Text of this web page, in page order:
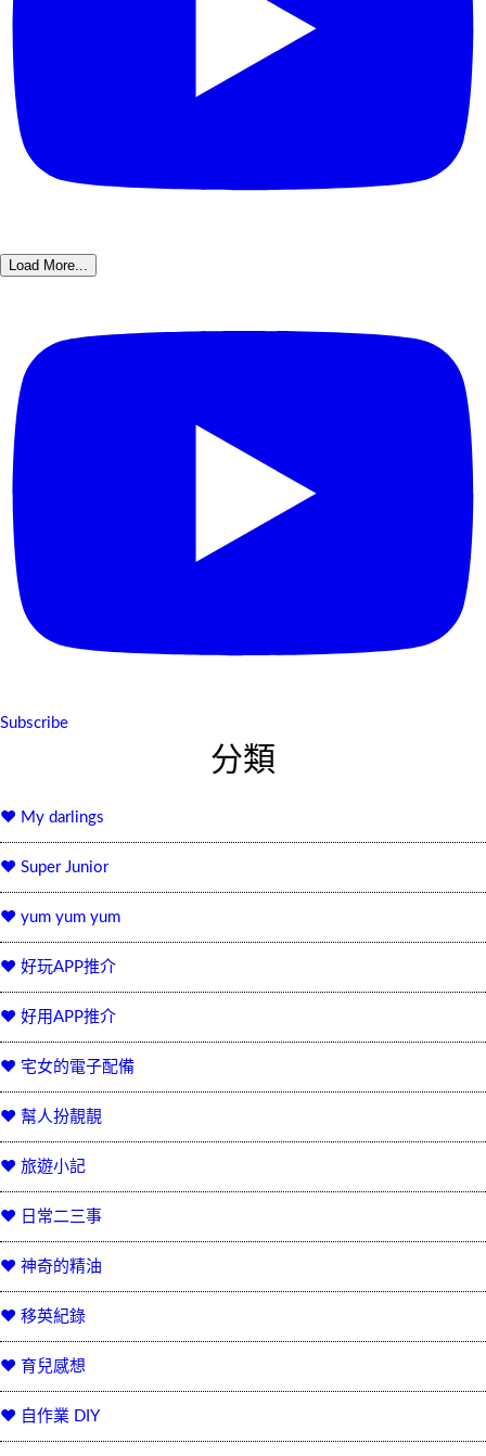
Load More...
Subscribe
分類
♥ My darlings
♥ Super Junior
♥ yum yum yum
♥ 好玩APP推介
♥ 好用APP推介
♥ 宅女的電子配備
♥ 幫人扮靚靚
♥ 旅遊小記
♥ 日常二三事
♥ 神奇的精油
♥ 移英紀錄
♥ 育兒感想
♥ 自作業 DIY